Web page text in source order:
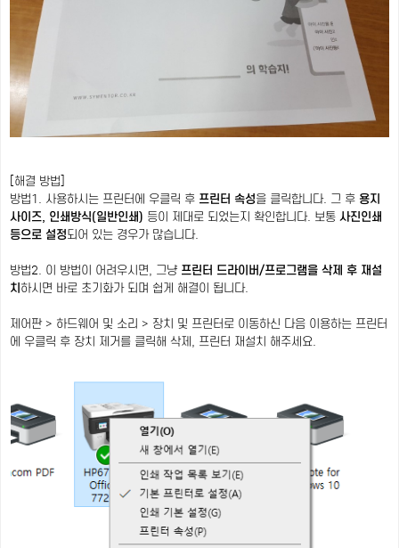
[해결 방법]
방법1. 사용하시는 프린터에 우클릭 후 프린터 속성을 클릭합니다. 그 후 용지
사이즈, 인쇄방식(일반인쇄) 등이 제대로 되었는지 확인합니다. 보통 사진인쇄
등으로 설정되어 있는 경우가 많습니다.
방법2. 이 방법이 어려우시면, 그냥 프린터 드라이버/프로그램을 삭제 후 재설
치 하시면 바로 초기화가 되며 쉽게 해결이 됩니다.
제어판 > 하드웨어 및 소리 > 장치 및 프린터로 이동하신 다음 이용하는 프린터
에 우클릭 후 장치 제거를 클릭해 삭제, 프린터 재설치 해주세요.